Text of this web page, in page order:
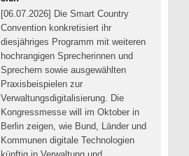
[06.07.2026] Die Smart Country
Convention konkretisiert ihr
diesjähriges Programm mit weiteren
hochrangigen Sprecherinnen und
Sprechern sowie ausgewählten
Praxisbeispielen zur
Verwaltungsdigitalisierung. Die
Kongressmesse will im Oktober in
Berlin zeigen, wie Bund, Länder und
Kommunen digitale Technologien